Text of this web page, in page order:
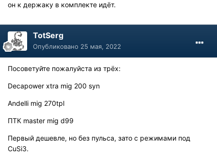
он к держаку в комплекте идёт.
TotSerg
Опубликовано 25 мая, 2022
Посоветуйте пожалуйста из трёх:
Decapower xtra mig 200 syn
Andelli mig 270tpl
ПТК master mig d99
Первый дешевле, но без пульса, зато с режимами под
CuSi3.